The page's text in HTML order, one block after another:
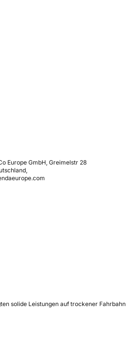
Europe GmbH, Greimelstr 28
solide Leistungen auf trockener Fahrbahn